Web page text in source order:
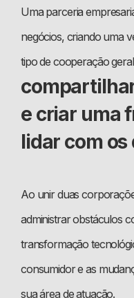
Uma parceria
negócios, criando uma
tipo de cooperação
e criar uma
lidar com
Ao unir duas
administrar obstáculos
transformação
consumidor e as
sua área de atuação.